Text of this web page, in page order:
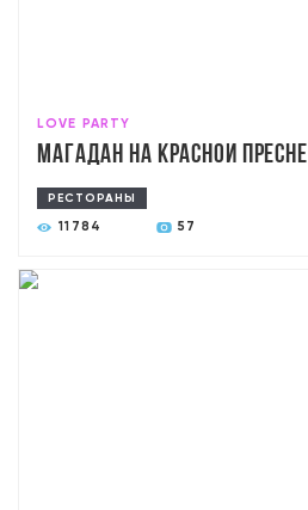
LOVE PARTY
Магадан на Красной Пресне
РЕСТОРАНЫ
11784 57